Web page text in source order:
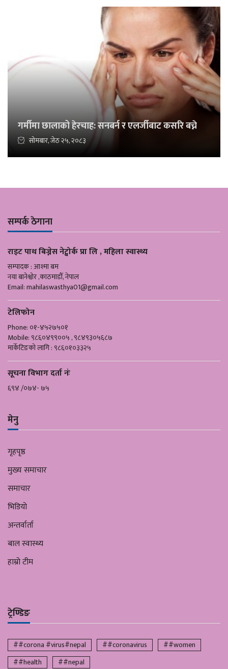
गर्मीमा छालाको हेरचाह: सनबर्न र एलर्जीबाट कसरि बच्ने
सोमबार, जेठ २५, २०८३
सम्पर्क ठेगाना
राइट पाथ बिज्नेस नेट्वोर्क प्रा लि , महिला स्वास्थ्य
सम्पादक : आश्मा बम
नया बानेश्वोर ,काठमाडौँ, नेपाल
Email:mahilaswasthya01@gmail.com
टेलिफोन
Phone: ०१-४५२७५०१
Mobile: ९८६०४९९००५ , ९८४९३०५६८७
मार्केटिङको लागि : ९८६०१०३३२५
सूचना विभाग दर्ता नंः
६९४ /०७४- ७५
मेनु
गृहपृष्ठ
मुख्य समाचार
समाचार
भिडियो
अन्तर्वार्ता
बाल स्वास्थ्य
हाम्रो टीम
ट्रेण्डिङ
##corona #virus#nepal ##coronavirus
##women
##health
##nepal